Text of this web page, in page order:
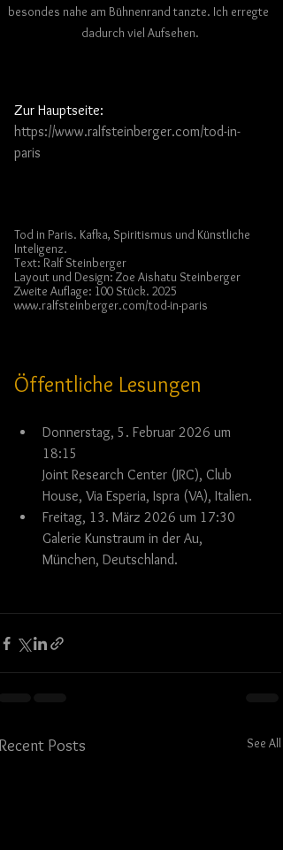
besondes nahe am Bühnenrand tanzte. Ich erregte
dadurch viel Aufsehen.
Zur Hauptseite:
https://www.ralfsteinberger.com/tod-in-
paris
Tod in Paris. Kafka, Spiritismus und Künstliche
Inteligenz.
Text: Ralf Steinberger
Layout und Design: Zoe Aishatu Steinberger
Zweite Auflage: 100 Stück. 2025
www.ralfsteinberger.com/tod-in-paris
Öffentliche Lesungen
Donnerstag, 5. Februar 2026 um
18:15
Joint Research Center (JRC), Club
House, Via Esperia, Ispra (VA), Italien.
Freitag, 13. März 2026 um 17:30
Galerie Kunstraum in der Au,
München, Deutschland.
Posts See All